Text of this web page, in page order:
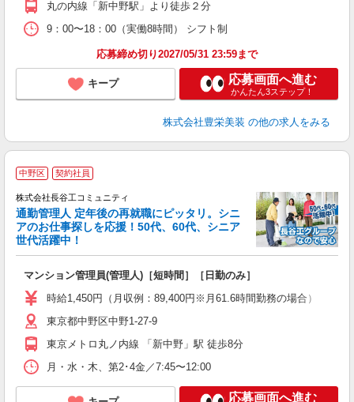
丸の内線「新中野駅」より徒歩２分
9：00〜18：00（実働8時間） シフト制
応募締め切り2027/05/31 23:59まで
キープ 応募画面へ進む
かんたん3ステップ！
株式会社豊栄美装 の他の求人をみる
中野区 契約社員
株式会社長谷工コミュニティ
通勤管理人 定年後の再就職にピッタリ。シニ
アのお仕事探しを応援！50代、60代、シニア
世代活躍中！
マンション管理員(管理人)［短時間］［日勤のみ］
時給1,450円（月収例：89,400円※月61.6時間勤務の場合）
東京都中野区中野1-27-9
東京メトロ丸ノ内線 「新中野」駅 徒歩8分
月・水・木、第2･4金／7:45〜12:00
応募画面へ進む